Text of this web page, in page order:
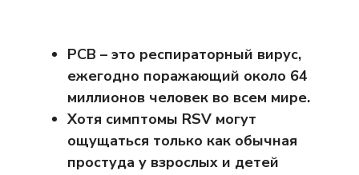
РСВ – это респираторный вирус,
ежегодно поражающий около 64
миллионов человек во всем мире.
Хотя симптомы RSV могут
ощущаться только как обычная
простуда у взрослых и детей